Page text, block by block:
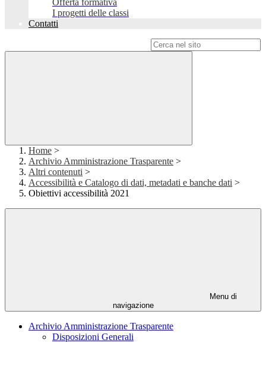
Offerta formativa
I progetti delle classi
Contatti
Home >
Archivio Amministrazione Trasparente >
Altri contenuti >
Accessibilità e Catalogo di dati, metadati e banche dati >
Obiettivi accessibilità 2021
Menu di
navigazione
Archivio Amministrazione Trasparente
Disposizioni Generali